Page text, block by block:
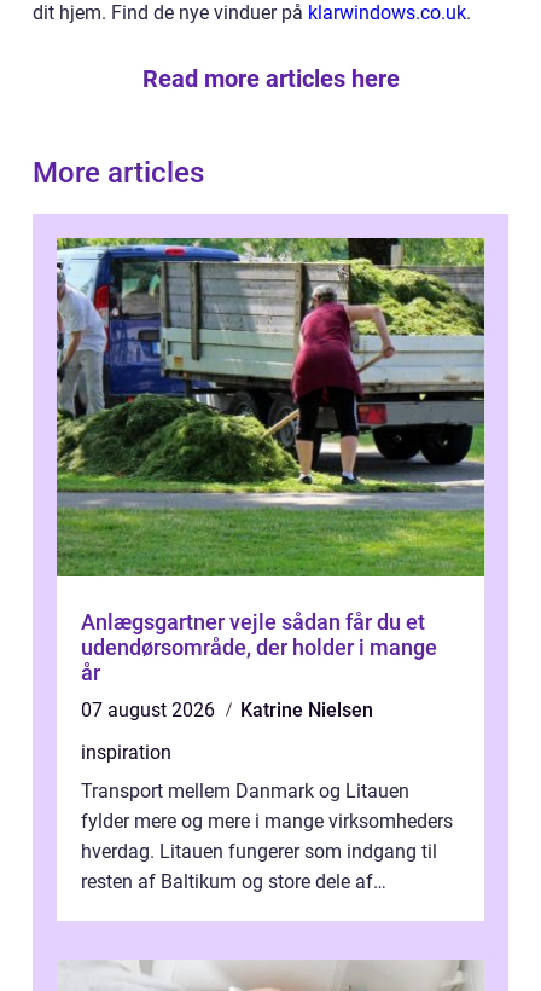
dit hjem. Find de nye vinduer på klarwindows.co.uk.
Read more articles here
More articles
Anlægsgartner vejle sådan får du et
udendørsområde, der holder i mange
år
07 august 2026
Katrine Nielsen
inspiration
Transport mellem Danmark og Litauen
fylder mere og mere i mange virksomheders
hverdag. Litauen fungerer som indgang til
resten af Baltikum og store dele af